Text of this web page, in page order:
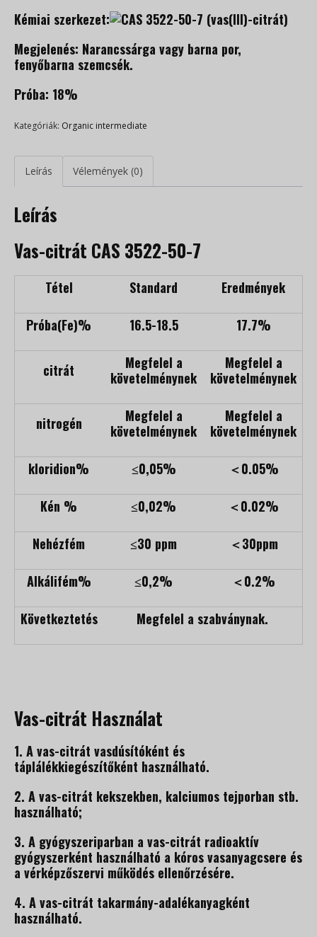
Kémiai szerkezet:
Megjelenés: Narancssárga vagy barna por,
fenyőbarna szemcsék.
Próba: 18%
Kategóriák: Organic intermediate
Leírás Vélemények (0)
Leírás
Vas-citrát CAS 3522-50-7
Tétel Standard Eredmények
Próba(Fe)% 16.5-18.5 17.7%
citrát
Megfelel a
követelménynek
Megfelel a
követelménynek
nitrogén
Megfelel a
követelménynek
Megfelel a
követelménynek
kloridion% ≤0,05% ＜0.05%
Kén % ≤0,02% ＜0.02%
Nehézfém ≤30 ppm ＜30ppm
Alkálifém% ≤0,2% ＜0.2%
Következtetés Megfelel a szabványnak.
Vas-citrát Használat
1. A vas-citrát vasdúsítóként és
táplálékkiegészítőként használható.
2. A vas-citrát kekszekben, kalciumos tejporban stb.
használható;
3. A gyógyszeriparban a vas-citrát radioaktív
gyógyszerként használható a kóros vasanyagcsere és
a vérképzőszervi működés ellenőrzésére.
4. A vas-citrát takarmány-adalékanyagként
használható.